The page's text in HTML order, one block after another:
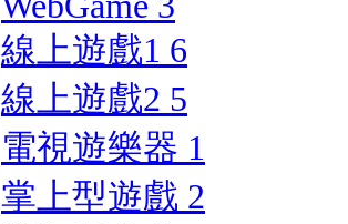
線上遊戲1 6
線上遊戲2 5
電視遊樂器 1
掌上型遊戲 2